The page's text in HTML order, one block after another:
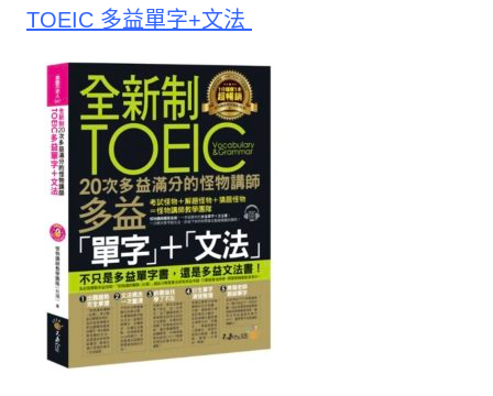
TOEIC 多益單字+文法